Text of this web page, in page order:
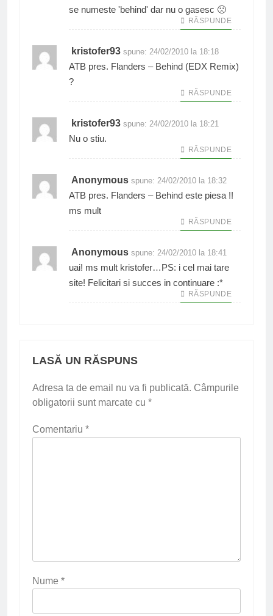
se numeste 'behind' dar nu o gasesc 🙁
RĂSPUNDE
kristofer93 spune: 24/02/2010 la 18:18
ATB pres. Flanders – Behind (EDX Remix)
?
RĂSPUNDE
kristofer93 spune: 24/02/2010 la 18:21
Nu o stiu.
RĂSPUNDE
Anonymous spune: 24/02/2010 la 18:32
ATB pres. Flanders – Behind este piesa !!
ms mult
RĂSPUNDE
Anonymous spune: 24/02/2010 la 18:41
uai! ms mult kristofer…PS: i cel mai tare
site! Felicitari si succes in continuare :*
RĂSPUNDE
LASĂ UN RĂSPUNS
Adresa ta de email nu va fi publicată. Câmpurile
obligatorii sunt marcate cu *
Comentariu *
Nume *